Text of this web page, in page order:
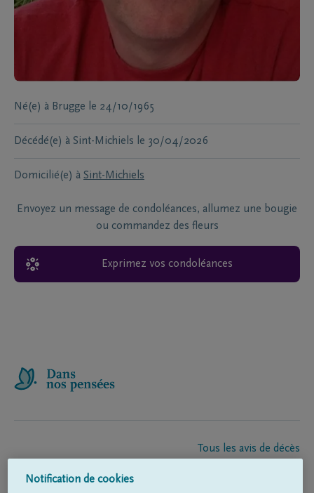
Né(e) à Brugge le 24/10/1965
Décédé(e) à Sint-Michiels le 30/04/2026
Domicilié(e) à Sint-Michiels
Envoyez un message de condoléances, allumez une bougie
ou commandez des fleurs
Exprimez vos condoléances
Tous les avis de décès
Entrepreneur de pompes funèbres
Notification de cookies